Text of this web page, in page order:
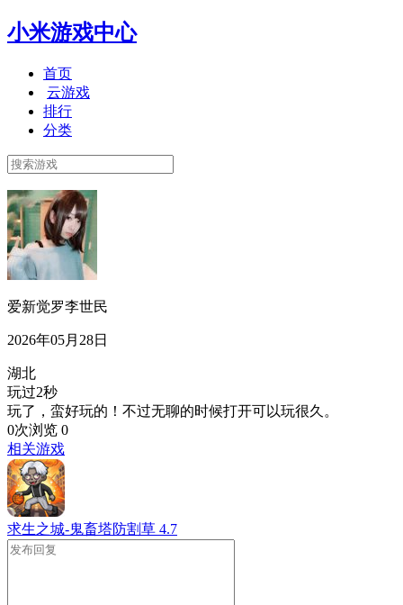
小米游戏中心
首页
云游戏
排行
分类
爱新觉罗李世民
2026年05月28日
湖北
玩过2秒
玩了，蛮好玩的！不过无聊的时候打开可以玩很久。
0次浏览 0
相关游戏
求生之城-鬼畜塔防割草 4.7